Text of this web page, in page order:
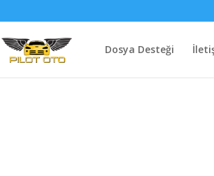
Dosya Desteği